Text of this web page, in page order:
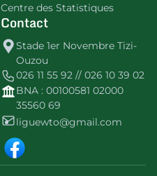
Centre des Statistiques
Contact
Stade 1er Novembre Tizi-
Ouzou
026 11 55 92 // 026 10 39 02
BNA : 00100581 02000
35560 69
liguewto@gmail.com